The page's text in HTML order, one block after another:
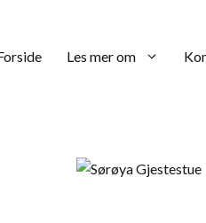
Les mer om